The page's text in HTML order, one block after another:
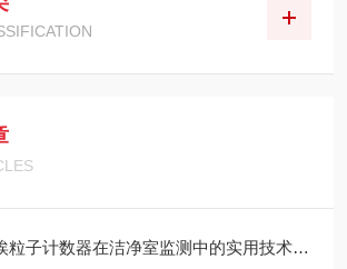
子计数器在洁净室监测中的实用技术解析